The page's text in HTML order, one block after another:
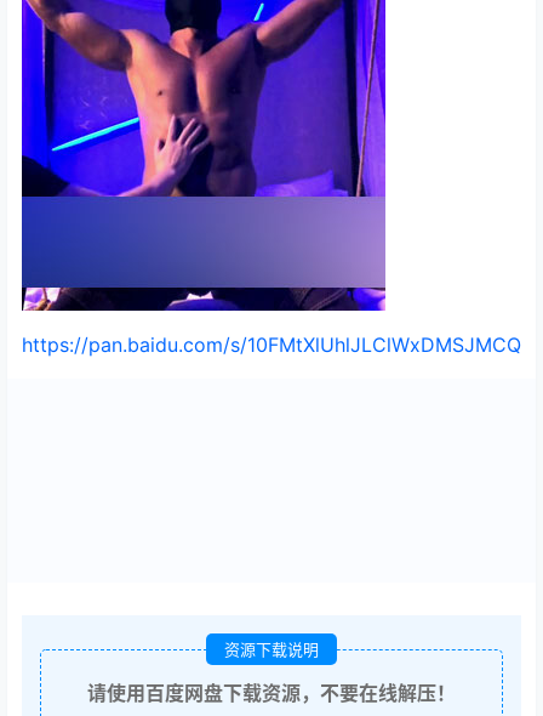
https://pan.baidu.com/s/10FMtXlUhlJLClWxDMSJMCQ
资源下载说明
请使用百度网盘下载资源，不要在线解压！